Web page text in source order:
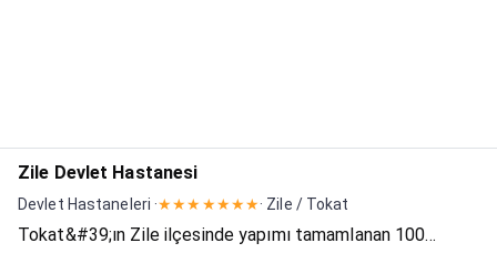
Zile Devlet Hastanesi
Devlet Hastaneleri ·★★★★★★★· Zile / Tokat
Tokat&#39;ın Zile ilçesinde yapımı tamamlanan 100